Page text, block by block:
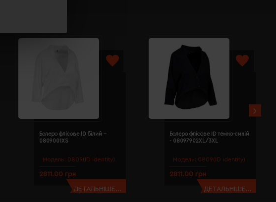
Модель: 0809(ID identity)
Болеро флісове ID білий -
0809001XS
2811.00 грн
ДЕТАЛЬНІШЕ...
Модель: 0809(ID identity)
Болеро флісове ID темно-синій
- 08097902XL/3XL
2811.00 грн
ДЕТАЛЬНІШЕ...